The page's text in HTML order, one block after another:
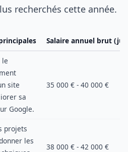
recherchés cette année.
Salaire annuel brut
le
site
sa
Google.
35 000 € - 40 000 €
projets
les
38 000 € - 42 000 €